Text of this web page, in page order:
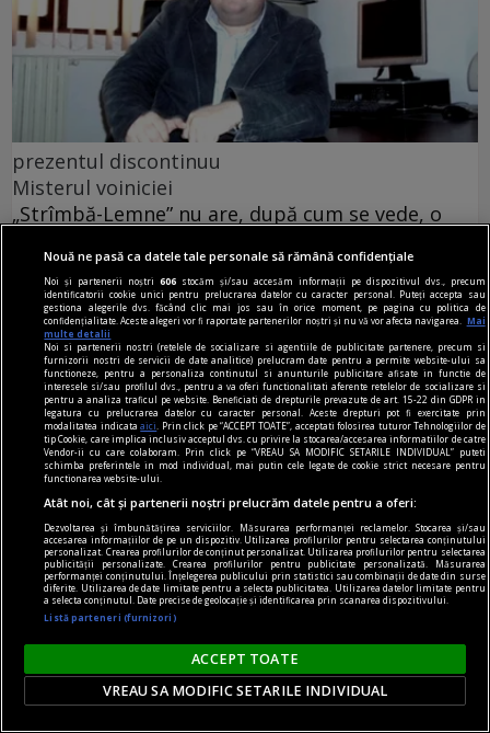
prezentul discontinuu
Misterul voiniciei
„Strîmbă-Lemne” nu are, după cum se vede, o
marotele fiecărei generaţii.
Codrin Liviu CUŢITARU
cuvinte nepotrivite
În lipsa exemplelor, utilizatorul obișnuit al
dicționarului nu poate fi sigur de excluderea unei
Nouă ne pasă ca datele tale personale să rămână confidențiale
Noi și partenerii noștri606 stocăm și/sau accesăm informații pe dispozitivul dvs., precum
identificatorii cookie unici pentru prelucrarea datelor cu caracter personal. Puteți accepta sau
gestiona alegerile dvs. făcând clic mai jos sau în orice moment, pe pagina cu politica de
confidențialitate. Aceste alegeri vor fi raportate partenerilor noștri și nu vă vor afecta navigarea.
Mai
multe detalii
Noi si partenerii nostri (retelele de socializare si agentiile de publicitate partenere, precum si
furnizorii nostri de servicii de date analitice) prelucram date pentru a permite website-ului sa
functioneze, pentru a personaliza continutul si anunturile publicitare afisate in functie de
interesele si/sau profilul dvs., pentru a va oferi functionalitati aferente retelelor de socializare si
pentru a analiza traficul pe website. Beneficiati de drepturile prevazute de art. 15-22 din GDPR in
legatura cu prelucrarea datelor cu caracter personal. Aceste drepturi pot fi exercitate prin
modalitatea indicataaici
. Prin click pe “ACCEPT TOATE”, acceptati folosirea tuturor Tehnologiilor de
tip Cookie, care implica inclusiv acceptul dvs. cu privire la stocarea/accesarea informatiilor de catre
Vendor-ii cu care colaboram. Prin click pe “VREAU SA MODIFIC SETARILE INDIVIDUAL” puteti
schimba preferintele in mod individual, mai putin cele legate de cookie strict necesare pentru
functionarea website-ului.
Atât noi, cât și partenerii noștri prelucrăm datele pentru a oferi:
Dezvoltarea și îmbunătățirea serviciilor. Măsurarea performanței reclamelor. Stocarea și/sau
accesarea informațiilor de pe un dispozitiv. Utilizarea profilurilor pentru selectarea conținutului
personalizat. Crearea profilurilor de conținut personalizat. Utilizarea profilurilor pentru selectarea
publicității personalizate. Crearea profilurilor pentru publicitate personalizată. Măsurarea
performanței conținutului. Înțelegerea publicului prin statistici sau combinații de date din surse
diferite. Utilizarea de date limitate pentru a selecta publicitatea. Utilizarea datelor limitate pentru
a selecta conținutul. Date precise de geolocație și identificarea prin scanarea dispozitivului.
Listă parteneri (furnizori)
ACCEPT TOATE
VREAU SA MODIFIC SETARILE INDIVIDUAL